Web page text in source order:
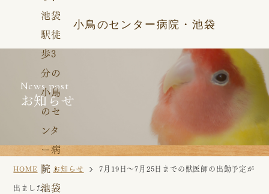
小鳥のセンター病院・池袋
News post
お知らせ
HOME お知らせ
7月19日〜7月25日までの獣医師の出勤予定が
出ました。